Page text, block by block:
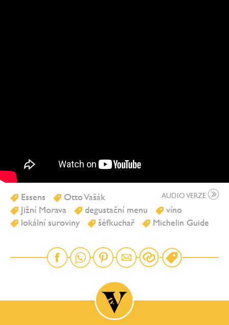
AUDIO VERZE
Essens
Otto Vašák
Jižní Morava
degustační menu
víno
lokální suroviny
šéfkuchař Michelin Guide